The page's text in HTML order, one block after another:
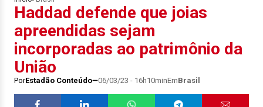
Haddad defende que joias
apreendidas sejam
incorporadas ao patrimônio da
União
PorEstadão Conteúdo 06/03/23 - 16h10minEmBrasil